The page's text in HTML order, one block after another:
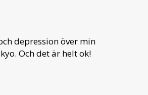
depression över min
Och det är helt ok!